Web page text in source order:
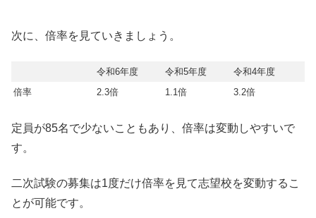
次に、倍率を見ていきましょう。
令和6年度 令和5年度
令和4年度
倍率
2.3倍 1.1倍 3.2倍
定員が85名で少ないこともあり、倍率は変動しやすいで
す。
二次試験の募集は1度だけ倍率を見て志望校を変動するこ
とが可能です。